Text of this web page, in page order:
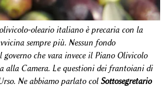
oleario italiano è precaria con la
sempre più. Nessun fondo
governo che vara invece il Piano Olivicolo
alla Camera. Le questioni dei frantoiani di
Ne abbiamo parlato colSottosegretario